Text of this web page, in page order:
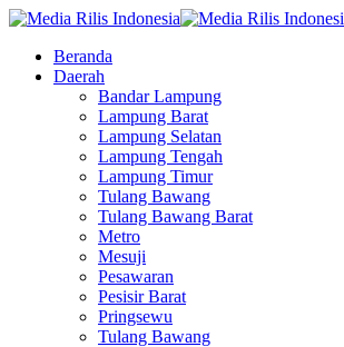
Beranda
Daerah
Bandar Lampung
Lampung Barat
Lampung Selatan
Lampung Tengah
Lampung Timur
Tulang Bawang
Tulang Bawang Barat
Metro
Mesuji
Pesawaran
Pesisir Barat
Pringsewu
Tulang Bawang